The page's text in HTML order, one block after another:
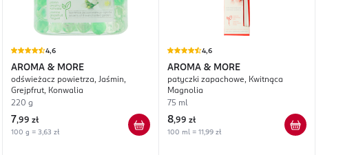
4,6
AROMA & MORE
odświeżacz powietrza, Jaśmin,
Grejpfrut, Konwalia
220 g
7,99 zł
100 g = 3,63 zł
4,6
AROMA & MORE
patyczki zapachowe, Kwitnąca
Magnolia
75 ml
8,99 zł
100 ml = 11,99 zł